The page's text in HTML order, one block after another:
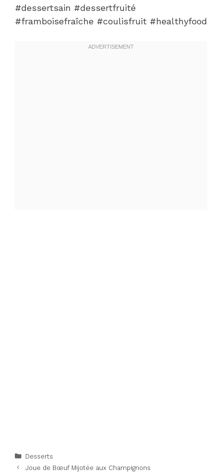
#dessertsain #dessertfruité
#framboisefraîche #coulisfruit #healthyfood
Categories
Desserts
Joue de Bœuf Mijotée aux Champignons